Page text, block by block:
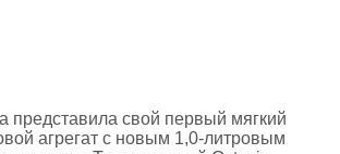
представила свой первый мягкий
агрегат с новым 1,0-литровым